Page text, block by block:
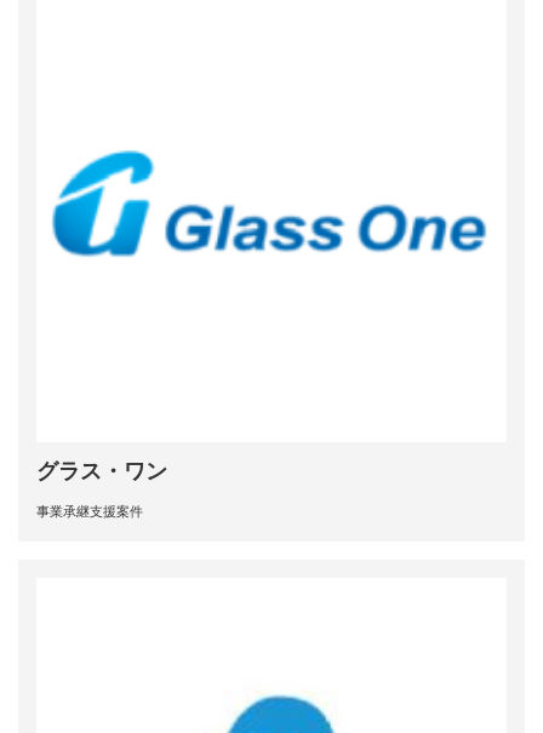
グラス・ワン
事業承継支援案件